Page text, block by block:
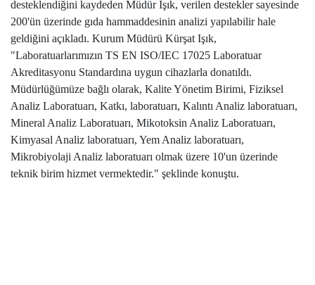
desteklendiğini kaydeden Müdür Işık, verilen destekler sayesinde
200'ün üzerinde gıda hammaddesinin analizi yapılabilir hale
geldiğini açıkladı. Kurum Müdürü Kürşat Işık,
"Laboratuarlarımızın TS EN ISO/IEC 17025 Laboratuar
Akreditasyonu Standardına uygun cihazlarla donatıldı.
Müdürlüğümüze bağlı olarak, Kalite Yönetim Birimi, Fiziksel
Analiz Laboratuarı, Katkı, laboratuarı, Kalıntı Analiz laboratuarı,
Mineral Analiz Laboratuarı, Mikotoksin Analiz Laboratuarı,
Kimyasal Analiz laboratuarı, Yem Analiz laboratuarı,
Mikrobiyolaji Analiz laboratuarı olmak üzere 10'un üzerinde
teknik birim hizmet vermektedir." şeklinde konuştu.